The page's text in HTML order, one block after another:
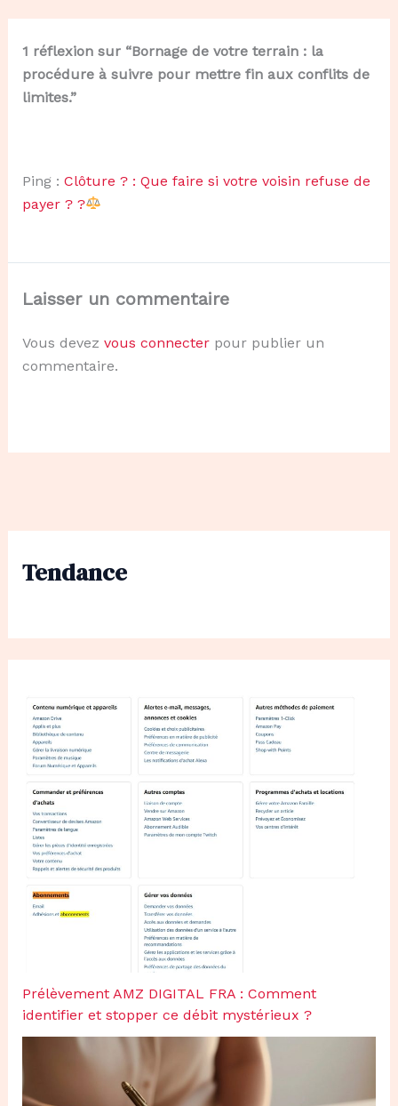
Tendance
Prélèvement AMZ DIGITAL FRA : Comment
identifier et stopper ce débit mystérieux ?
1 réflexion sur “Bornage de votre terrain : la
procédure à suivre pour mettre fin aux conflits de
limites.”
Ping : Clôture ? : Que faire si votre voisin refuse de
payer ? ?
Laisser un commentaire
Vous devez vous connecterpour publier un
commentaire.